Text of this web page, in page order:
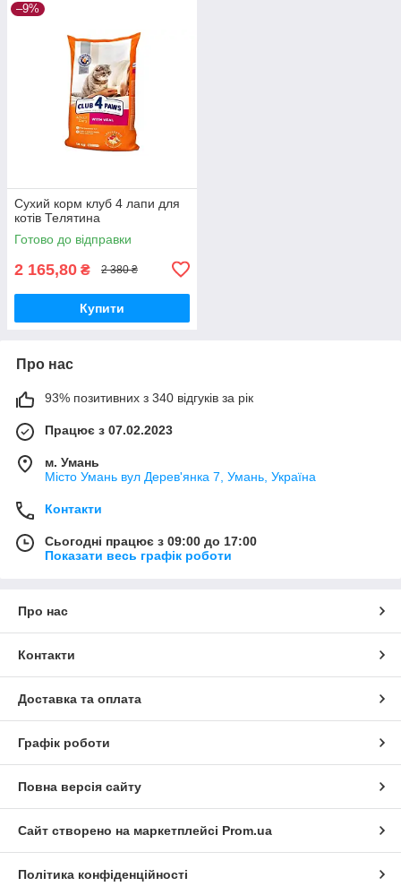
–9%
Сухий корм клуб 4 лапи для
котів Телятина
Готово до відправки
2 165,80 ₴ 2 380 ₴
Купити
Про нас
93% позитивних з 340 відгуків за рік
Працює з 07.02.2023
м. Умань
Місто Умань вул Дерев'янка 7, Умань, Україна
Контакти
Сьогодні працює з 09:00 до 17:00
Показати весь графік роботи
Про нас
Контакти
Доставка та оплата
Графік роботи
Повна версія сайту
Сайт створено на маркетплейсі Prom.ua
Політика конфіденційності